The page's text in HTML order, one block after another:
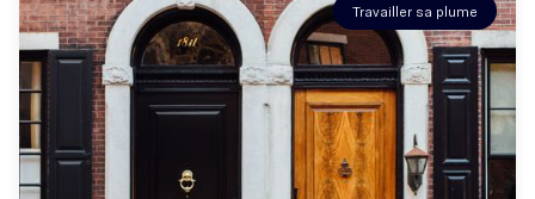
Travailler sa plume